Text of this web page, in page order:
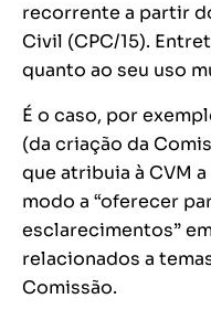
recorrente a partir
Civil (CPC/15).
quanto ao seu uso
É o caso, por
(da criação da
que atribuia à CVM
modo a “oferecer
esclarecimentos”
relacionados a
Comissão.